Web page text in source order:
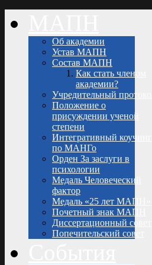
Об академии
Устав МАПН
Состав МАПН
Как стать членом
академии?
Учредительный протокол
Положение о
присуждении ученой
степени
Интегративный коучинг
по МАНГо
Орден За заслуги в
психологии
Медаль Человеческий
фактор
Медаль «25 лет МАПН»
Почетный знак МАПН
Диссертационный совет
Попечительский совет